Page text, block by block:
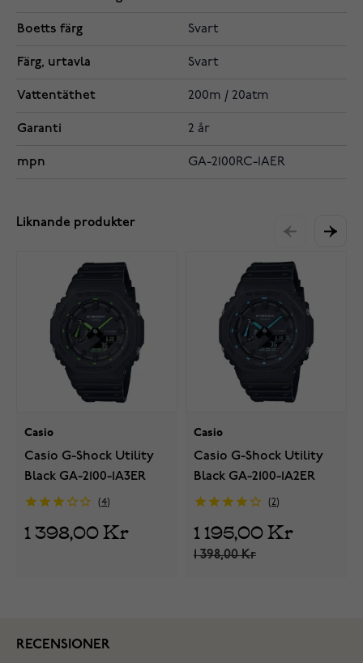
Boetts färg Svart
Färg, urtavla Svart
Vattentäthet 200m / 20atm
Garanti 2 år
mpn GA-2100RC-1AER
Liknande produkter
Casio
Casio G-Shock Utility
Black GA-2100-1A3ER
4
1 398,00 Kr
Casio
Casio G-Shock Utility
Black GA-2100-1A2ER
2
1 195,00 Kr
1 398,00 Kr
RECENSIONER